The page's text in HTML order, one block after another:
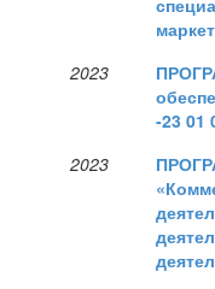
2023
-23 01
2023